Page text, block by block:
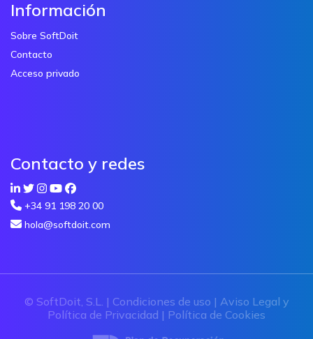
Información
Sobre SoftDoit
Contacto
Acceso privado
Contacto y redes
+34 91 198 20 00
hola@softdoit.com
© SoftDoit, S.L. | Condiciones de uso | Aviso Legal y
Política de Privacidad | Política de Cookies